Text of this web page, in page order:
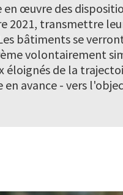
œuvre des
2021, transmettre
bâtiments se
volontairement
éloignés de la
avance - vers